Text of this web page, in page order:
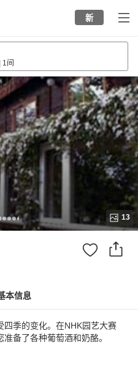
新
1间
13
本信息
季的变化。在NHK园艺大赛
备了各种葡萄酒和奶酪。